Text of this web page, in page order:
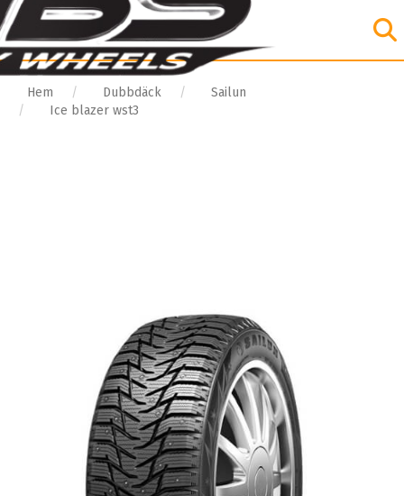
Hem Dubbdäck
Sailun
Ice blazer wst3